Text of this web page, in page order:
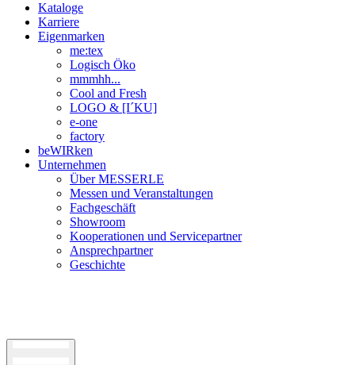
Kataloge
Karriere
Eigenmarken
me:tex
Logisch Öko
mmmhh...
Cool and Fresh
LOGO & [I´KU]
e-one
factory
beWIRken
Unternehmen
Über MESSERLE
Messen und Veranstaltungen
Fachgeschäft
Showroom
Kooperationen und Servicepartner
Ansprechpartner
Geschichte